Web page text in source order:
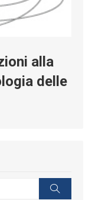
alla
delle